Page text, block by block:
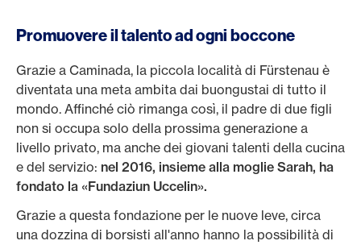
Promuovere il talento ad ogni boccone
Grazie a Caminada, la piccola località di Fürstenau è
diventata una meta ambita dai buongustai di tutto il
mondo. Affinché ciò rimanga così, il padre di due figli
non si occupa solo della prossima generazione a
livello privato, ma anche dei giovani talenti della cucina
e del servizio: nel 2016, insieme alla moglie Sarah, ha
fondato la «Fundaziun Uccelin».
Grazie a questa fondazione per le nuove leve, circa
una dozzina di borsisti all'anno hanno la possibilità di